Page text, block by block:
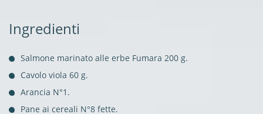
Ingredienti
Salmone marinato alle erbe Fumara 200 g.
Cavolo viola 60 g.
Arancia N°1.
Pane ai cereali N°8 fette.